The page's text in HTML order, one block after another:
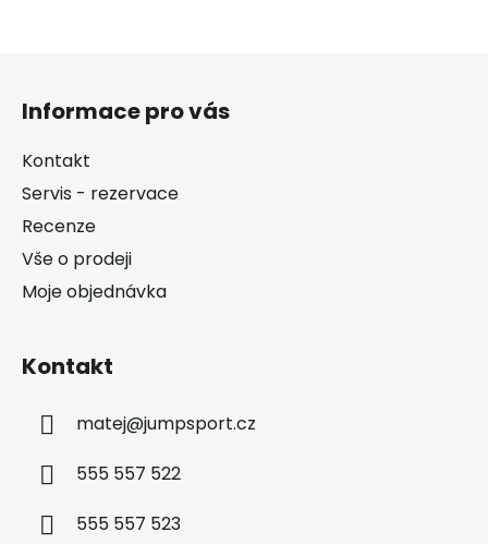
Informace pro vás
Kontakt
Servis - rezervace
Recenze
Vše o prodeji
Moje objednávka
Kontakt
matej@jumpsport.cz
555 557 522
555 557 523